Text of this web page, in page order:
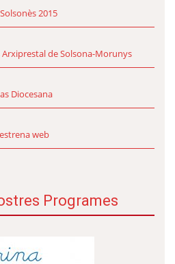
2015
de Solsona-Morunys
Diocesana
web
Programes